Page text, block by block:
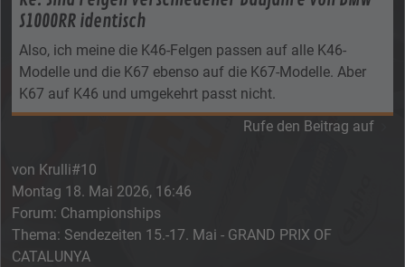
S1000RR identisch
Also, ich meine die K46-Felgen passen auf alle K46-
Modelle und die K67 ebenso auf die K67-Modelle. Aber
K67 auf K46 und umgekehrt passt nicht.
Rufe den Beitrag auf
von Krulli#10
Montag 18. Mai 2026, 16:46
Forum: Championships
Thema: Sendezeiten 15.-17. Mai - GRAND PRIX OF
CATALUNYA